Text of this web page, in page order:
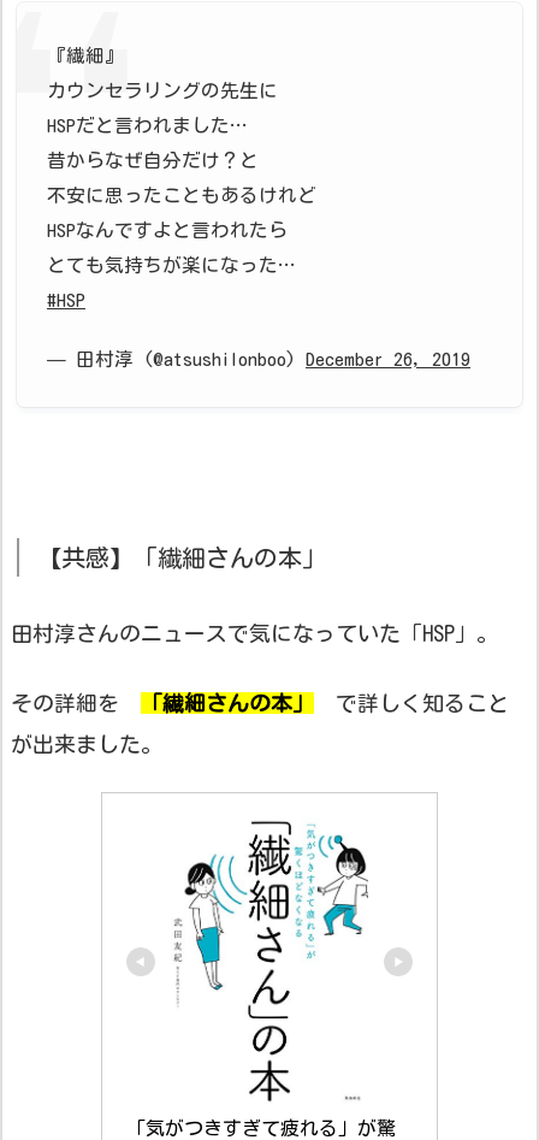
『繊細』
カウンセラリングの先生に
HSPだと言われました…
昔からなぜ自分だけ？と
不安に思ったこともあるけれど
HSPなんですよと言われたら
とても気持ちが楽になった…
#HSP
— 田村淳 (@atsushilonboo) December 26, 2019
【共感】「繊細さんの本」
田村淳さんのニュースで気になっていた「HSP」。
その詳細を 「繊細さんの本」
で詳しく知ること
が出来ました。
「気がつきすぎて疲れる」が驚